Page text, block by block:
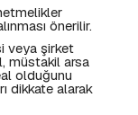
önerilir.
veya şirket
müstakil arsa
olduğunu
dikkate alarak